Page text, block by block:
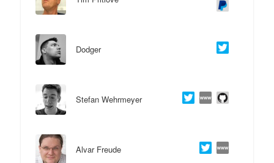
Dodger
Stefan Wehrmeyer
Alvar Freude